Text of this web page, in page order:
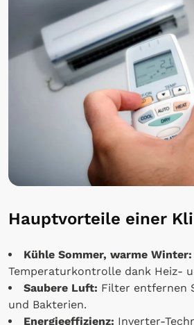
Hauptvorteile einer
Kühle Sommer, warme Winter:
Temperaturkontrolle dank Heiz-
Saubere Luft: Filter entfernen
und Bakterien.
Energieeffizienz: Inverter-